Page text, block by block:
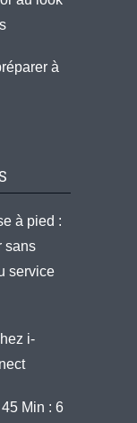
à
à pied :
sans
service
i-
Min : 6